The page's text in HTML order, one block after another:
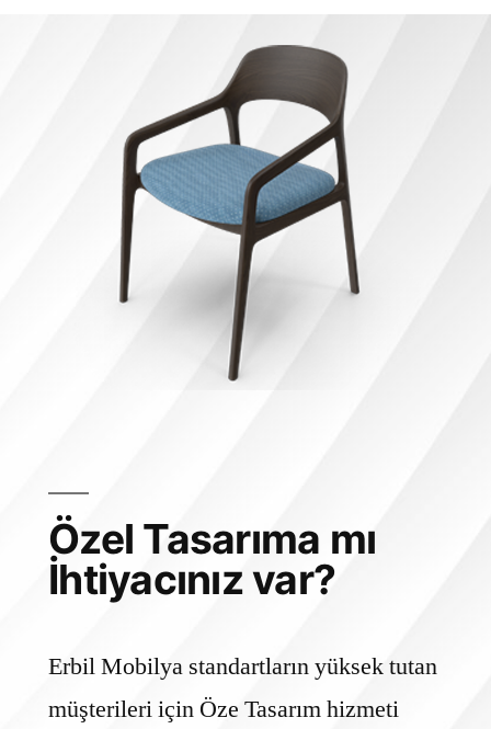
Özel Tasarıma mı
İhtiyacınız var?
Erbil Mobilya standartların yüksek tutan
müşterileri için Öze Tasarım hizmeti